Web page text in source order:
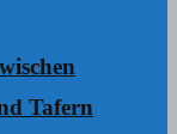
Tafern